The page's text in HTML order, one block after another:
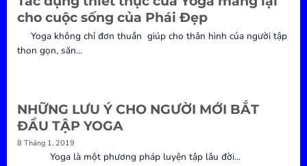
cho cuộc sống của Phái Đẹp
Yoga không chỉ đơn thuần giúp cho thân hình của người tập
thon gọn, săn...
NHỮNG LƯU Ý CHO NGƯỜI MỚI BẮT
ĐẦU TẬP YOGA
8 Tháng 1, 2019
Yoga là một phương pháp luyện tập lâu đời...